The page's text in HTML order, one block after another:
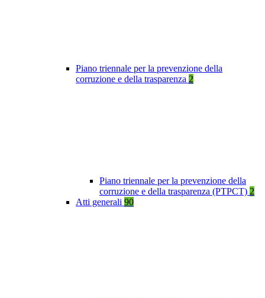
Piano triennale per la prevenzione della
corruzione e della trasparenza 2
Piano triennale per la prevenzione della
corruzione e della trasparenza (PTPCT) 2
Atti generali 90